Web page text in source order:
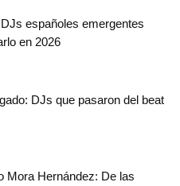
españoles emergentes
en 2026
DJs que pasaron del beat
Mora Hernández: De las